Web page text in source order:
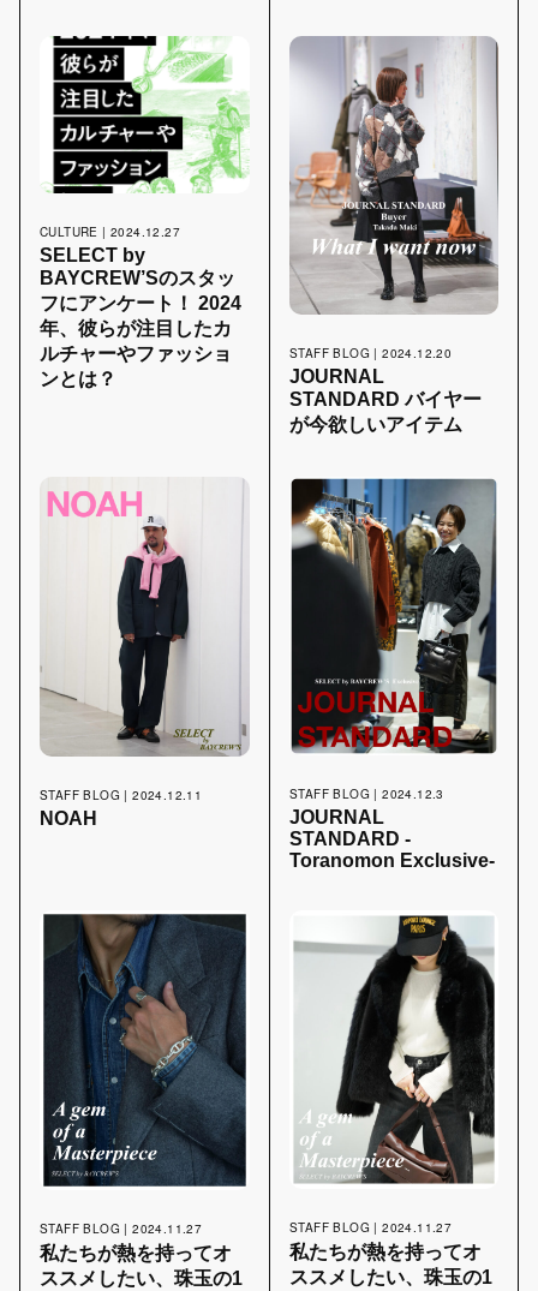
CULTURE | 2024.12.27
SELECT by
BAYCREW’Sのスタッ
フにアンケート！ 2024
年、彼らが注目したカ
ルチャーやファッショ
ンとは？
STAFF BLOG | 2024.12.20
JOURNAL
STANDARD バイヤー
が今欲しいアイテム
STAFF BLOG | 2024.12.11
NOAH
STAFF BLOG | 2024.12.3
JOURNAL
STANDARD -
Toranomon Exclusive-
STAFF BLOG | 2024.11.27
私たちが熱を持ってオ
ススメしたい、珠玉の1
STAFF BLOG | 2024.11.27
私たちが熱を持ってオ
ススメしたい、珠玉の1